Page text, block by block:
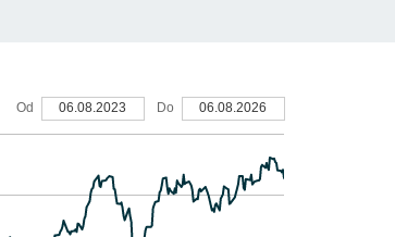
Od 06.08.2023 Do 06.08.2026